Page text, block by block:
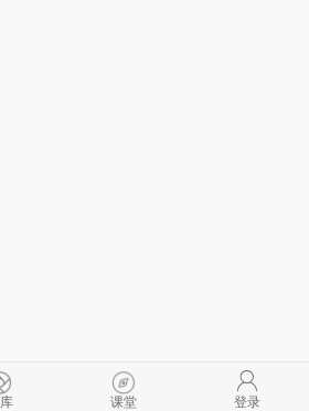
课堂 登录